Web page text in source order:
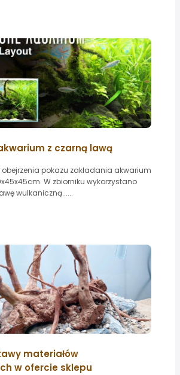
z czarną lawą
pokazu zakładania akwarium
W zbiorniku wykorzystano
wulkaniczną......
materiałów
w ofercie sklepu